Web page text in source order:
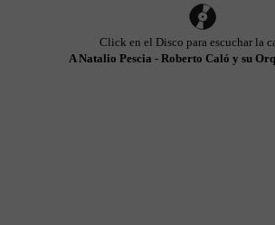
Click en el Disco para escuchar la
A Natalio Pescia - Roberto Caló y su